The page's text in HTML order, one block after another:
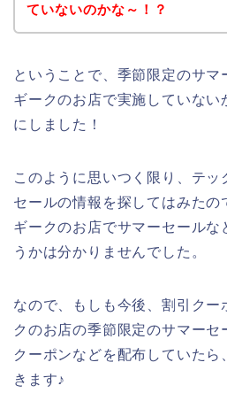
ていないのかな～！？
ということで、季節限定のサマ
ギークのお店で実施していない
にしました！
このように思いつく限り、テッ
セールの情報を探してはみたの
ギークのお店でサマーセールな
うかは分かりませんでした。
なので、もしも今後、割引クー
クのお店の季節限定のサマーセ
クーポンなどを配布していたら
きます♪